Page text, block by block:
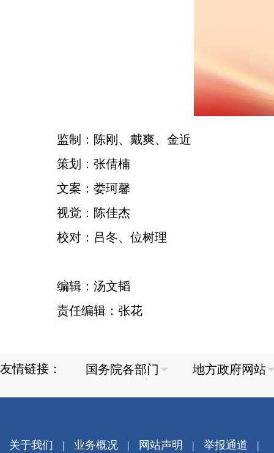
监制：陈刚、戴爽、金近
策划：张倩楠
文案：娄珂馨
视觉：陈佳杰
校对：吕冬、位树理
编辑：汤文韬
责任编辑：张花
友情链接：
关于我们 | 业务概况| 网站声明 | 举报通道 |